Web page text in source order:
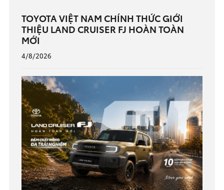
TOYOTA VIỆT NAM CHÍNH THỨC GIỚI
THIỆU LAND CRUISER FJ HOÀN TOÀN
MỚI
4/8/2026